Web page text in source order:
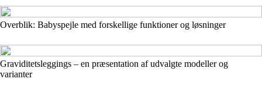
Overblik: Babyspejle med forskellige funktioner og løsninger
Graviditetsleggings – en præsentation af udvalgte modeller og
varianter